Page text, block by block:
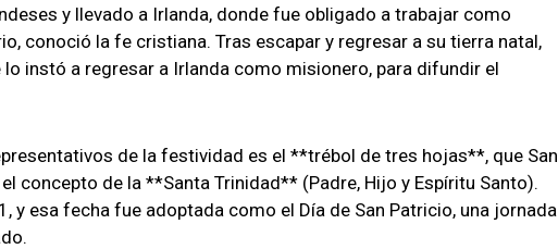
y llevado a Irlanda, donde fue obligado a trabajar como
conoció la fe cristiana. Tras escapar y regresar a su tierra natal,
instó a regresar a Irlanda como misionero, para difundir el
de la festividad es el **trébol de tres hojas**, que San
concepto de la **Santa Trinidad** (Padre, Hijo y Espíritu Santo).
y esa fecha fue adoptada como el Día de San Patricio, una jornada